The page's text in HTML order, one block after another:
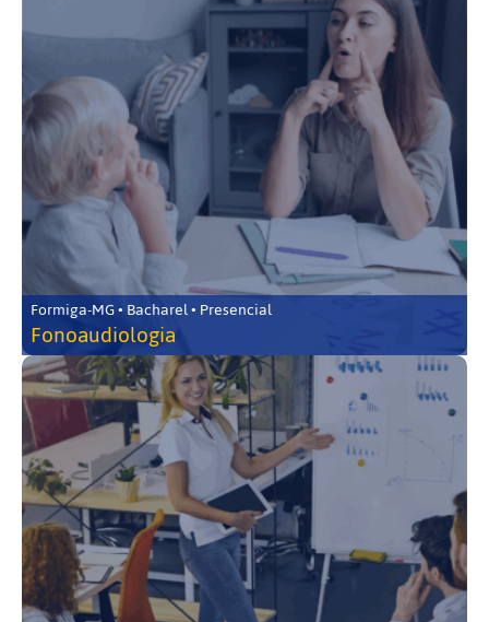
Formiga-MG • Bacharel • Presencial
Fonoaudiologia